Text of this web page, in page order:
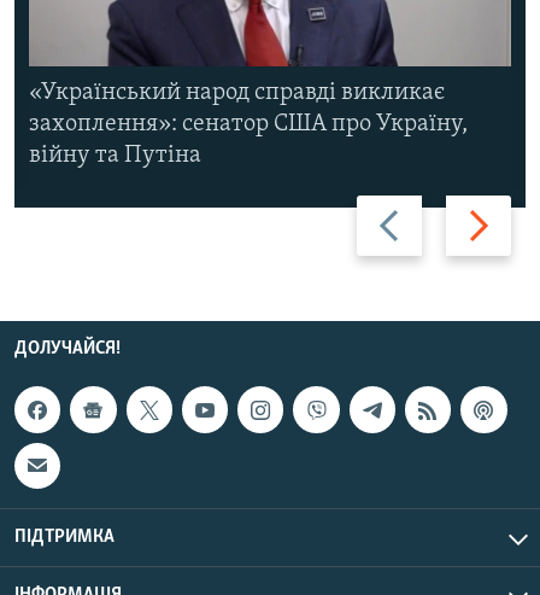
Назад Вперед
«Український народ справді викликає
захоплення»: сенатор США про Україну,
війну та Путіна
ДОЛУЧАЙСЯ!
ПІДТРИМКА